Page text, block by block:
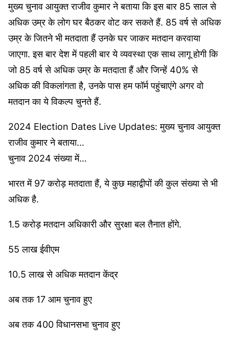
मुख्य चुनाव आयुक्त राजीव कुमार ने बताया कि इस बार 85 साल से
अधिक उम्र के लोग घर बैठकर वोट कर सकते हैं. 85 वर्ष से अधिक
उम्र के जितने भी मतदाता हैं उनके घर जाकर मतदान करवाया
जाएगा. इस बार देश में पहली बार ये व्यवस्था एक साथ लागू होगी कि
जो 85 वर्ष से अधिक उम्र के मतदाता हैं और जिन्हें 40% से
अधिक की विकलांगता है, उनके पास हम फॉर्म पहुंचाएंगे अगर वो
मतदान का ये विकल्प चुनते हैं.
2024 Election Dates Live Updates: मुख्य चुनाव आयुक्त
राजीव कुमार ने बताया…
चुनाव 2024 संख्या में…
भारत में 97 करोड़ मतदाता हैं, ये कुछ महाद्वीपों की कुल संख्या से भी
अधिक है.
1.5 करोड़ मतदान अधिकारी और सुरक्षा बल तैनात होंगे.
55 लाख ईवीएम
10.5 लाख से अधिक मतदान केंद्र
अब तक 17 आम चुनाव हुए
अब तक 400 विधानसभा चुनाव हुए